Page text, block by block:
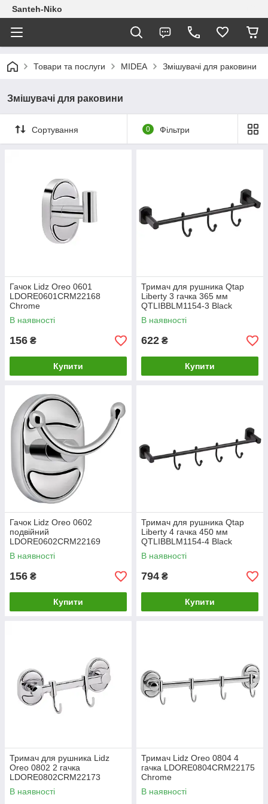
Santeh-Niko
Товари та послуги MIDEA Змішувачі для раковини
Змішувачі для раковини
Сортування 0 Фільтри
Гачок Lidz Oreo 0601
LDORE0601CRM22168
Chrome
В наявності
156 ₴
Купити
Тримач для рушника Qtap
Liberty 3 гачка 365 мм
QTLIBBLM1154-3 Black
В наявності
622 ₴
Купити
Гачок Lidz Oreo 0602
подвійний
LDORE0602CRM22169
Chrome
В наявності
156 ₴
Купити
Тримач для рушника Qtap
Liberty 4 гачка 450 мм
QTLIBBLM1154-4 Black
В наявності
794 ₴
Купити
Тримач для рушника Lidz
Oreo 0802 2 гачка
LDORE0802CRM22173
Chrome
В наявності
Тримач Lidz Oreo 0804 4
гачка LDORE0804CRM22175
Chrome
В наявності